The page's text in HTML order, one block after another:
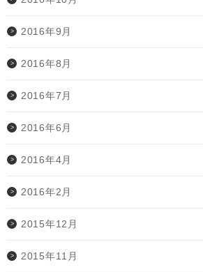
2016年9月
2016年8月
2016年7月
2016年6月
2016年4月
2016年2月
2015年12月
2015年11月